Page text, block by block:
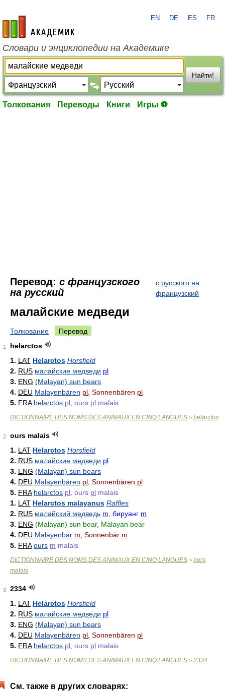
academic.ru
EN DE ES FR
Словари и энциклопедии на Академике
Найти!
Толкования Переводы Книги Игры ⚽
Перевод: с французского
на русский
с русского на
французский
малайские медведи
Толкование Перевод
1
helarctos
1. LAT Helarctos Horsfield
2. RUS малайские медведи pl
3. ENG (Malayan) sun bears
4. DEU Malayenbären pl , Sonnenbären pl
5. FRA helarctos pl , ours pl malais
DICTIONNAIRE DES NOMS DES ANIMAUX EN CINQ LANGUES > helarctos
2
ours malais
1. LAT Helarctos Horsfield
2. RUS малайские медведи pl
3. ENG (Malayan) sun bears
4. DEU Malayenbären pl , Sonnenbären pl
5. FRA helarctos pl , ours pl malais
1. LAT Helarctos malayanus Raffles
2. RUS малайский медведь m , бируанг m
3. ENG (Malayan) sun bear, Malayan bear
4. DEU Malayenbär m , Sonnenbär m
5. FRA ours m malais
DICTIONNAIRE DES NOMS DES ANIMAUX EN CINQ LANGUES > ours
malais
3
2334
1. LAT Helarctos Horsfield
2. RUS малайские медведи pl
3. ENG (Malayan) sun bears
4. DEU Malayenbären pl , Sonnenbären pl
5. FRA helarctos pl , ours pl malais
DICTIONNAIRE DES NOMS DES ANIMAUX EN CINQ LANGUES > 2334
См. также в других словарях: